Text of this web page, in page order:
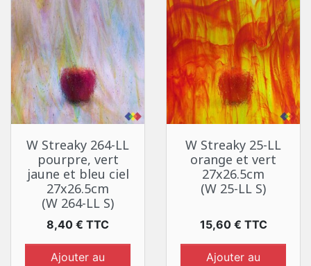
W Streaky 264-LL
pourpre, vert
jaune et bleu ciel
27x26.5cm
(W 264-LL S)
Prix
8,40 € TTC
Ajouter au
W Streaky 25-LL
orange et vert
27x26.5cm
(W 25-LL S)
Prix
15,60 € TTC
Ajouter au